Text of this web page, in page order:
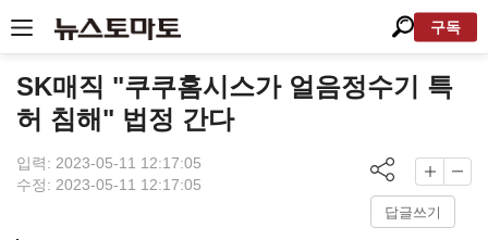
구독
SK매직 "쿠쿠홈시스가 얼음정수기 특
허 침해" 법정 간다
입력: 2023-05-11 12:17:05
수정: 2023-05-11 12:17:05
답글쓰기